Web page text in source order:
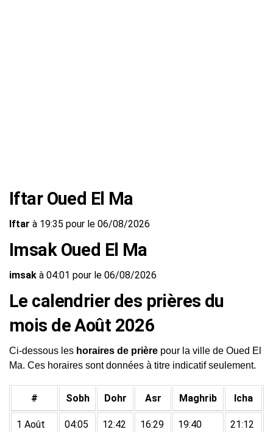
Iftar Oued El Ma
Iftar à 19:35 pour le 06/08/2026
Imsak Oued El Ma
imsak à 04:01 pour le 06/08/2026
Le calendrier des prières du
mois de Août 2026
Ci-dessous les horaires de prière pour la ville de Oued El
Ma. Ces horaires sont données à titre indicatif seulement.
# Sobh Dohr Asr Maghrib Icha
1 Août 04:05 12:42 16:29 19:40 21:12